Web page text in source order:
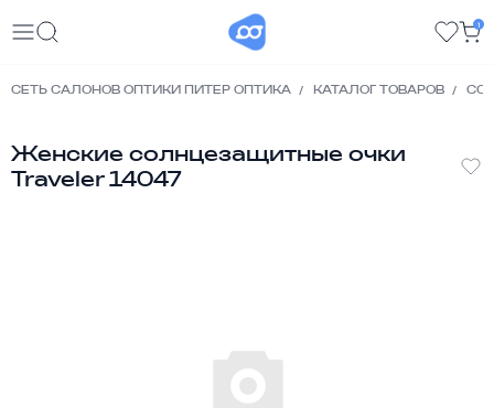
1
СЕТЬ САЛОНОВ ОПТИКИ ПИТЕР ОПТИКА КАТАЛОГ ТОВАРОВ
Женские солнцезащитные очки
Traveler 14047